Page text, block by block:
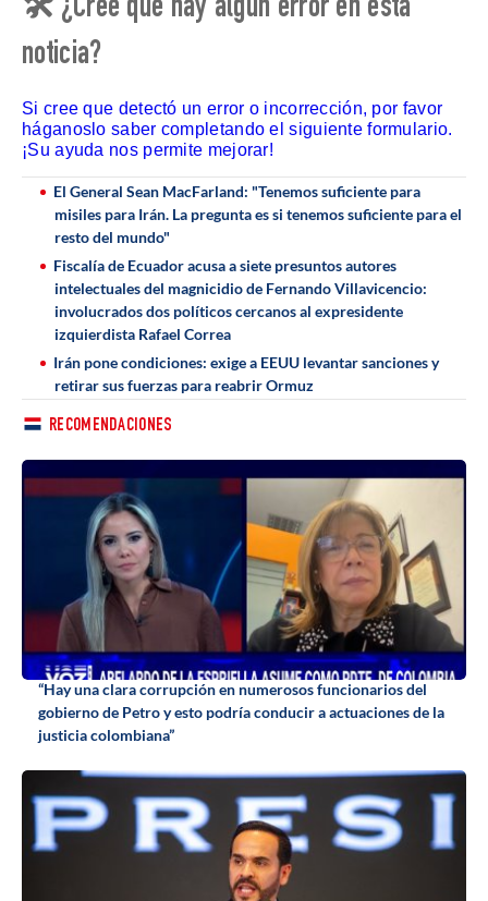
🛠 ¿Cree que hay algún error en esta
noticia?
Si cree que detectó un error o incorrección, por favor
háganoslo saber completando el siguiente formulario.
¡Su ayuda nos permite mejorar!
El General Sean MacFarland: "Tenemos suficiente para
misiles para Irán. La pregunta es si tenemos suficiente para el
resto del mundo"
Fiscalía de Ecuador acusa a siete presuntos autores
intelectuales del magnicidio de Fernando Villavicencio:
involucrados dos políticos cercanos al expresidente
izquierdista Rafael Correa
Irán pone condiciones: exige a EEUU levantar sanciones y
retirar sus fuerzas para reabrir Ormuz
RECOMENDACIONES
“Hay una clara corrupción en numerosos funcionarios del
gobierno de Petro y esto podría conducir a actuaciones de la
justicia colombiana”